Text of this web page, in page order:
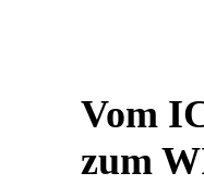
Vom
zum